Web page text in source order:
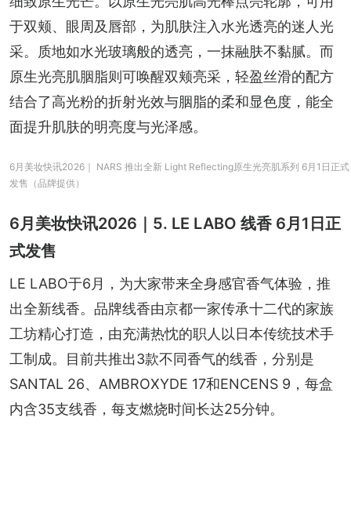
于双颊、眼周及唇部，为肌肤注入水光透亮的迷人光
采。质地如水光玻璃般的透亮，一抹融肤不黏腻。而
原生光亮肌胭脂则可唤醒双颊亮采，轻盈丝滑的配方
结合了高光粉的折射光效与胭脂的柔和显色度，能全
面提升肌肤的明亮度与光泽感。
6月美妆快讯2026｜ NARS 推出全新 Light Reflecting原生光亮肌系列 6月1日正式
发售（品牌提供）
6月美妆快讯2026｜5. LE LABO 线香 6月1日正
式发售
LE LABO于6月，为大家带来全身感官香气体验，推
出全新线香。品牌线香由京都一家传承十二代的家族
工坊精心打造，由充满热忱的职人以日本传统技术手
工制成。目前共推出3款不同香气的线香，分别是
SANTAL 26、AMBROXYDE 17和ENCENS 9，每盒
内含35支线香，每支燃烧时间长达25分钟。